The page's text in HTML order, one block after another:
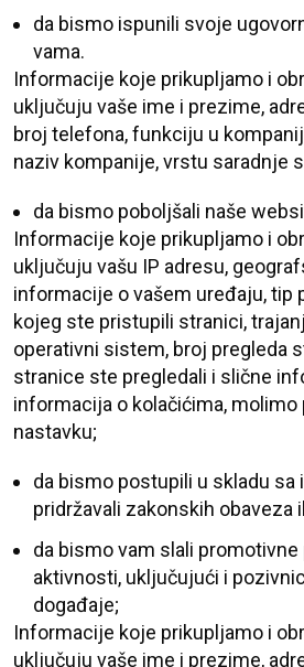
da bismo ispunili svoje
vama.
Informacije koje prikupljamo i
uključuju vaše ime i prezime,
broj telefona, funkciju u
naziv kompanije, vrstu saradnje
da bismo poboljšali naše
Informacije koje prikupljamo i
uključuju vašu IP adresu,
informacije o vašem uređaju, tip
kojeg ste pristupili stranici,
operativni sistem, broj pregleda
stranice ste pregledali i slične
informacija o kolačićima, molimo
nastavku;
da bismo postupili u skladu sa
pridržavali zakonskih obaveza
da bismo vam slali promotivne
aktivnosti, uključujući i
događaje;
Informacije koje prikupljamo i
uključuju vaše ime i prezime,